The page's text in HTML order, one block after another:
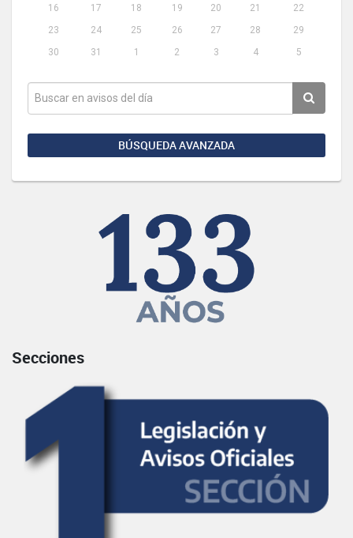
16
17 18 19 20 21
22
23
24 25 26 27 28
29
30
31 1 2 3 4 5
BÚSQUEDA AVANZADA
Secciones